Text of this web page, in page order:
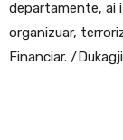
departamente, ai
organizuar,
Financiar. /